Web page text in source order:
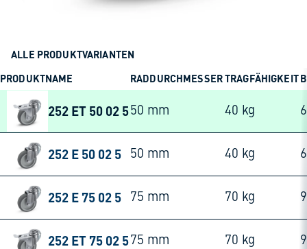
ALLE PRODUKTVARIANTEN
PRODUKTNAME
RADDURCHMESSERTRAGFÄHIGKEIT
252 ET 50 02 550 mm 40 kg
252 E 50 02 5 50 mm 40 kg
252 E 75 02 5 75 mm 70 kg
252 ET 75 02 575 mm 70 kg